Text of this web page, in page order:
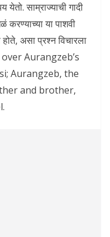
साम्राज्याची गादी
करण्याच्या या पाशवी
असा प्रश्न विचारला
Aurangzeb’s
Aurangzeb, the
and brother,